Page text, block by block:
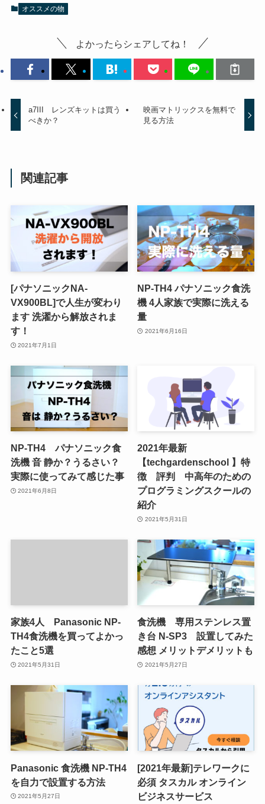
オススメの物
よかったらシェアしてね！
a7III レンズキットは買う
べきか？
映画マトリックスを無料で
見る方法
関連記事
[パナソニックNA-
VX900BL]で人生が変わり
ます 洗濯から解放されま
す！
2021年7月1日
NP-TH4 パナソニック食洗
機 4人家族で実際に洗える
量
2021年6月16日
NP-TH4 パナソニック食
洗機 音 静か？うるさい？
実際に使ってみて感じた事
2021年6月8日
2021年最新
【techgardenschool 】特
徴 評判 中高年のための
プログラミングスクールの
紹介
2021年5月31日
家族4人 Panasonic NP-
TH4食洗機を買ってよかっ
たこと5選
2021年5月31日
食洗機 専用ステンレス置
き台 N-SP3 設置してみた
感想 メリットデメリットも
2021年5月27日
Panasonic 食洗機 NP-TH4
を自力で設置する方法
2021年5月27日
[2021年最新]テレワークに
必須 タスカル オンライン
ビジネスサービス